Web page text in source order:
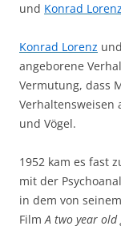
und Konrad Lorenz
Konrad Lorenz und
angeborene
Vermutung, dass
Verhaltensweisen
und Vögel.
1952 kam es fast
mit der
in dem von
FilmA two year